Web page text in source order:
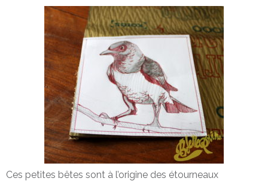
Ces petites bêtes sont à l’origine des étourneaux